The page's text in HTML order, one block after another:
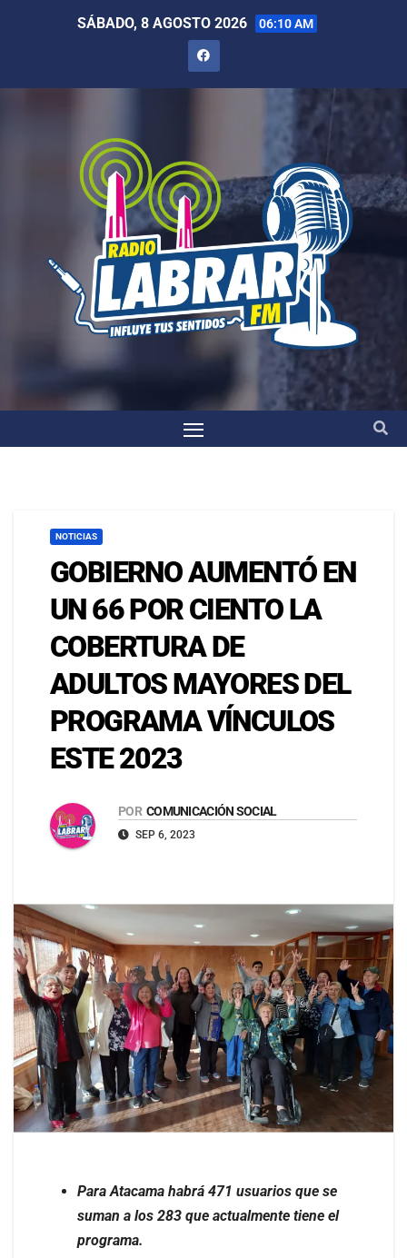
SÁBADO, 8 AGOSTO 2026 06:10 AM
NOTICIAS
GOBIERNO AUMENTÓ EN
UN 66 POR CIENTO LA
COBERTURA DE
ADULTOS MAYORES DEL
PROGRAMA VÍNCULOS
ESTE 2023
POR COMUNICACIÓN SOCIAL
SEP 6, 2023
Para Atacama habrá 471 usuarios que se
suman a los 283 que actualmente tiene el
programa.